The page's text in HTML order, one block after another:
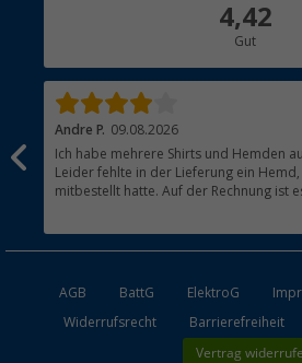
4,42
Gut
Andre P. 09.08.2026
Ich habe mehrere Shirts und Hemden
Leider fehlte in der Lieferung ein Hemd,
mitbestellt hatte. Auf der Rechnung ist
aufgetaucht, aber es gab keinen
AGB BattG ElektroG
Widerrufsrecht
Barrierefreiheit
Vertrag